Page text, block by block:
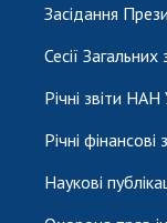
Засідання
Сесії
Річні звіти НАН
Річні
Наукові